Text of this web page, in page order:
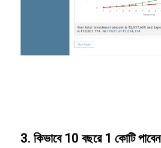
3. কিভাবে 10 বছরে 1 কোটি পাবেন